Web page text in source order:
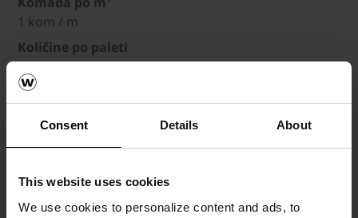
Consent Details About
This website uses cookies
We use cookies to personalize content and ads, to
1 kom / m
Količine po paleti
36 kom / pal
Težina
Dimenzije (DxŠxV)
Debljina
5 cm